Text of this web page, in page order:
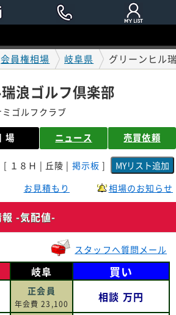
会員権相場 岐阜県 グリーンヒル
浪ゴルフ倶楽部
ゴルフクラブ
場 ニュース 売買依頼
[ １８Ｈ | 丘陵 | 掲示板 ]
お見積もり 相場のお知らせ
-気配値-
スタッフへ質問メール
岐阜
正会員
年会費 23,100
買い
相談 万円